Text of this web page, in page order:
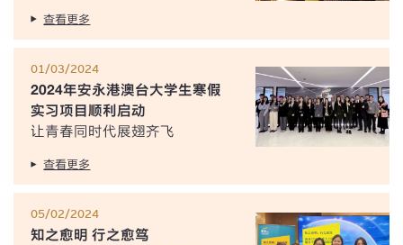
查看更多
01/03/2024
2024年安永港澳台大学生寒假
实习项目顺利启动
让青春同时代展翅齐飞
查看更多
05/02/2024
知之愈明 行之愈笃